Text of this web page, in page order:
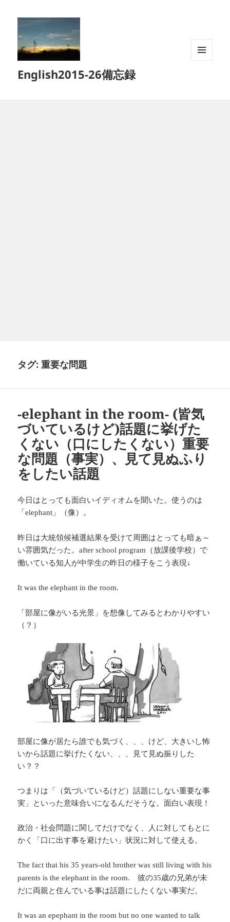
English2015-26備忘録
タグ:重要な問題
-elephant in the room- (皆気
づいているけど)話題に挙げた
くない（口にしたくない）重要
な問題（事実）、見て見ぬふり
をしたい話題
今日はとっても面白いイディオムを聞いた。使うのは
「elephant 」（像）。
昨日は大統領候補選結果を受けて周囲はとっても暗ぁ～
い雰囲気だった。after school program （放課後学校）で
働いている知人が中学生の昨日の様子をこう表現↓
It was the elephant in the room.
「部屋に像がいる光景」を想像してみるとわかりやすい
（？）
部屋に像が居たら誰でも気づく、、、けど、大きいし怖
いから話題に挙げたくない、、、見て見ぬ振りした
い？？
つまりは「（気づいているけど）話題にしない重要な事
実」といった意味合いになるんだそうな。面白い表現！
政治・社会問題に関してだけでなく、人に対してもとに
かく「口に出す事を避けたい」状況に対して使える。
The fact that his 35 years-old brother was still living with his
parents is the elephant in the room.
彼の35歳の兄弟が未
だに両親と住んでいる事は話題にしたくない事実だ。
It was an epephant in the room but no one wanted to talk